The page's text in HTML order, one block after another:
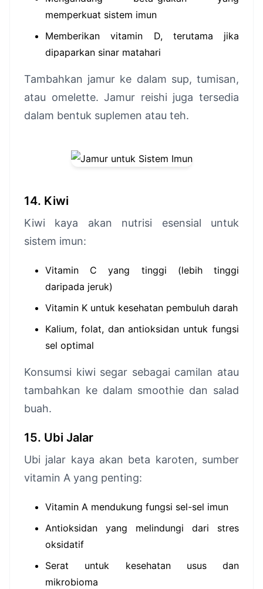
memperkuat sistem imun
Memberikan vitamin D, terutama jika
dipaparkan sinar matahari
Tambahkan jamur ke dalam sup, tumisan,
atau omelette. Jamur reishi juga tersedia
dalam bentuk suplemen atau teh.
14. Kiwi
Kiwi kaya akan nutrisi esensial untuk
sistem imun:
Vitamin C yang tinggi (lebih tinggi
daripada jeruk)
Vitamin K untuk kesehatan pembuluh darah
Kalium, folat, dan antioksidan untuk fungsi
sel optimal
Konsumsi kiwi segar sebagai camilan atau
tambahkan ke dalam smoothie dan salad
buah.
15. Ubi Jalar
Ubi jalar kaya akan beta karoten, sumber
vitamin A yang penting:
Vitamin A mendukung fungsi sel-sel imun
Antioksidan yang melindungi dari stres
oksidatif
Serat untuk kesehatan usus dan
mikrobioma